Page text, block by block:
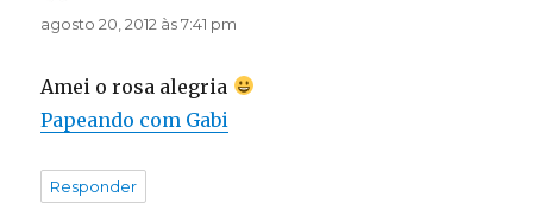
agosto 20, 2012 às 7:41 pm
Amei o rosa alegria
Papeando com Gabi
Responder